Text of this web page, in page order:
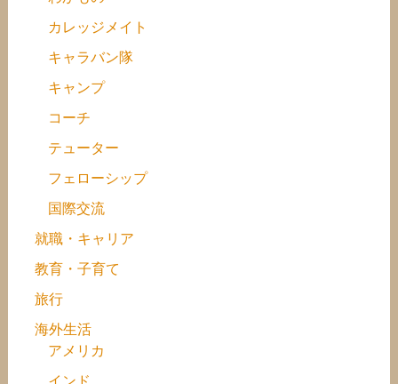
カレッジメイト
キャラバン隊
キャンプ
コーチ
テューター
フェローシップ
国際交流
就職・キャリア
教育・子育て
旅行
海外生活
アメリカ
インド